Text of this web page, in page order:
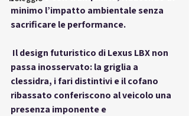
minimo l’impatto ambientale senza
sacrificare le performance.
passa inosservato: la griglia a
clessidra, i fari distintivi e il cofano
ribassato conferiscono al veicolo una
presenza imponente e